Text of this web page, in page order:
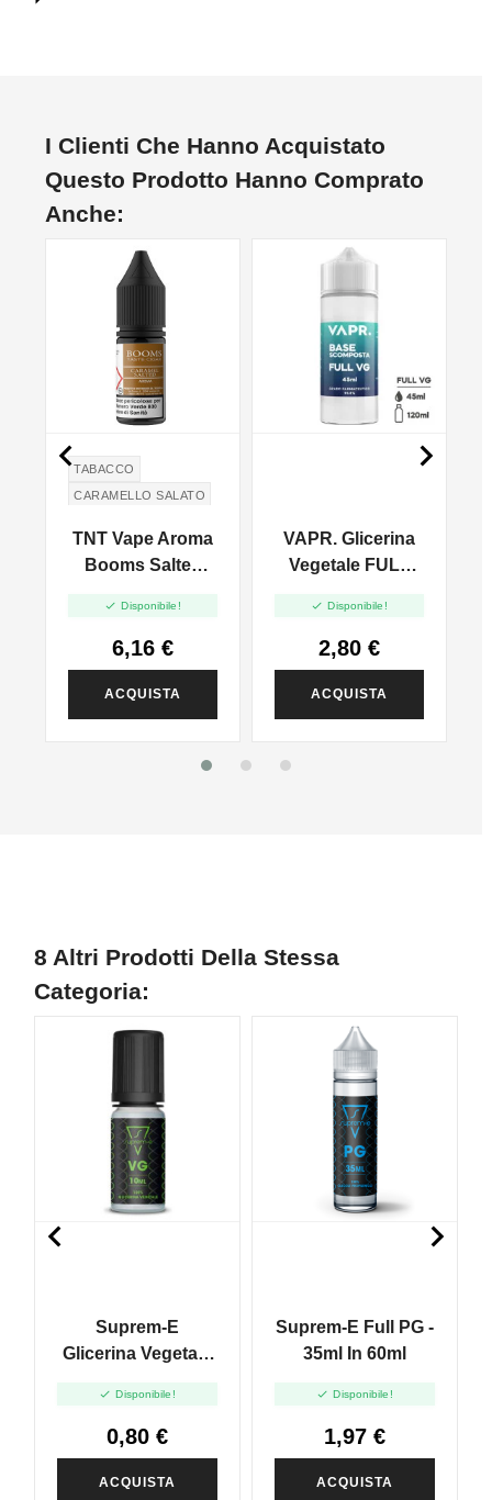
I Clienti Che Hanno Acquistato
Questo Prodotto Hanno Comprato
Anche:
TABACCO
CARAMELLO SALATO
TNT Vape Aroma
Booms Salted
 Disponibile!
6,16 €
ACQUISTA
VAPR. Glicerina
Vegetale FULL
120ml
 Disponibile!
2,80 €
ACQUISTA
 
8 Altri Prodotti Della Stessa
Categoria:
Suprem-E
Glicerina Vegetale
 Disponibile!
0,80 €
ACQUISTA
Suprem-E Full PG -
35ml In 60ml
 Disponibile!
1,97 €
ACQUISTA
 